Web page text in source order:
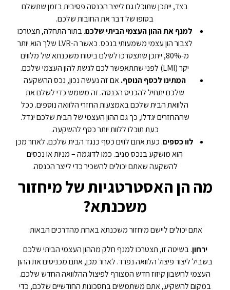
בצד, ייתכן שתוכלו גם לייצר הכנסה פסיבית בזמן שתשלם
בסופו של דבר את החובות שלכם.
למנף את ההון העצמי הביתי שלכם. בתור התחלה, תצטרכו
לצבור הון עצמי משמעותי בנכס. כאשר ה-LVR שלך הוא יותר
מ-80%, ייתכן שתצטרכו לשלם ביטוח משכנתא של מלווים
יקר (LMI) לפני שתתאפשר לכם לגשת להון העצמי שלכם.
המתינו לכסף הנוסף.אם זה נעשה נכון, נכס ההשקעה
שלכם יתחיל להכניס הכנסה. זה משמש כדי לשלם את
הלוואת הבית שלכם באמצעות החזרי הלוואה נוספים. ככל
שההחזרים יגדלו, כך גם ההון העצמי של הבית שלכם יגדל.
כעת תוכלו ללוות יותר כסף להשקעה.
לוו כספים. כעת אתם לווים כסף כנגד הבית שלכם. לאחר מכן
הוא מושקע בנכס מניב. כמו לדוגמה – מניות או נכסים
להשקעה שאתם יכולים להשכיר כדי לייצר הכנסה.
מה הן האסטרטגיות של מיחזור
משכנתא?
אתם יכולים ליישם מיחזור משכנתא באחת מהדרכים הבאות:
ירחון. בשיטה זו, תצטרכו למנף חלק מההון העצמי הביתי שלכם
בשביל ליצור פיצול הלוואה נפרד. לאחר מכן, אתם מכניסים את ההון
העצמי לחשבון קיזוז חדש המצורף לפיצול ההלוואה החדש שלכם.
במקום להשקיע, אתם משתמשים בחסכונות החודשיים שלכם, כדי